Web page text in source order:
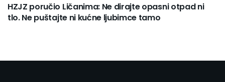
HZJZ poručio Ličanima: Ne dirajte opasni otpad ni
tlo. Ne puštajte ni kućne ljubimce tamo